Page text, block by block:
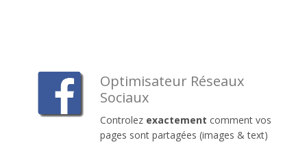
Optimisateur Réseaux
Sociaux
Controlez exactement comment vos
pages sont partagées (images & text)